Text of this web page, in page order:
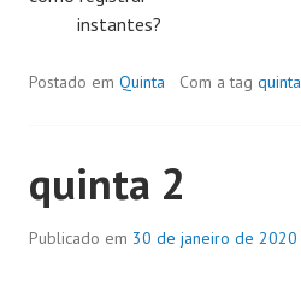
instantes?
Postado em Quinta Com a tag quinta
quinta 2
Publicado em 30 de janeiro de 2020